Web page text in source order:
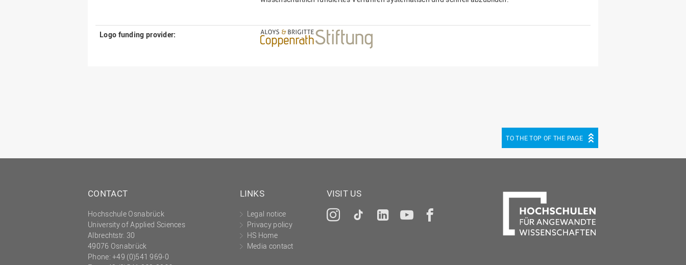
Logo funding provider:
TO THE TOP OF THE PAGE
CONTACT
Hochschule Osnabrück
University of Applied Sciences
Albrechtstr. 30
49076 Osnabrück
Phone: +49 (0)541 969-0
LINKS
Legal notice
Privacy policy
HS Home
Media contact
VISIT US
Instagram
TiktokLinkedInYouTube